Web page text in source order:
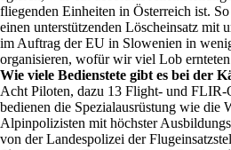
fliegenden Einheiten in Österreich ist.
einen unterstützenden Löscheinsatz mit
im Auftrag der EU in Slowenien in
organisieren, wofür wir viel Lob
Wie viele Bedienstete gibt es bei der
Acht Piloten, dazu 13 Flight- und FLIR-
bedienen die Spezialausrüstung wie die
Alpinpolizisten mit höchster
von der Landespolizei der